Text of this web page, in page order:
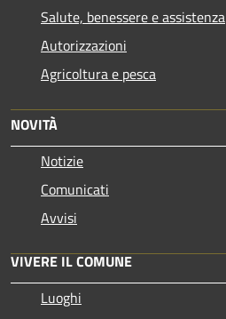
Salute, benessere e assistenza
Autorizzazioni
Agricoltura e pesca
NOVITÀ
Notizie
Comunicati
Avvisi
VIVERE IL COMUNE
Luoghi